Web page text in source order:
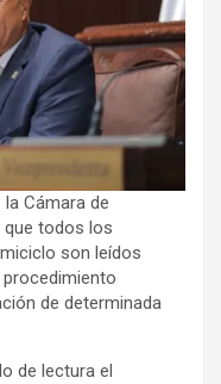
la Cámara de
que todos los
son leídos
de determinada
de lectura el